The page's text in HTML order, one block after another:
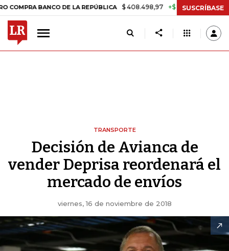
BANCO DE LA REPÚBLICA $ 408.498,97 +$ 8.753,81 +2,19% TASA
SUSCRÍBASE
TRANSPORTE
Decisión de Avianca de
vender Deprisa reordenará el
mercado de envíos
viernes, 16 de noviembre de 2018